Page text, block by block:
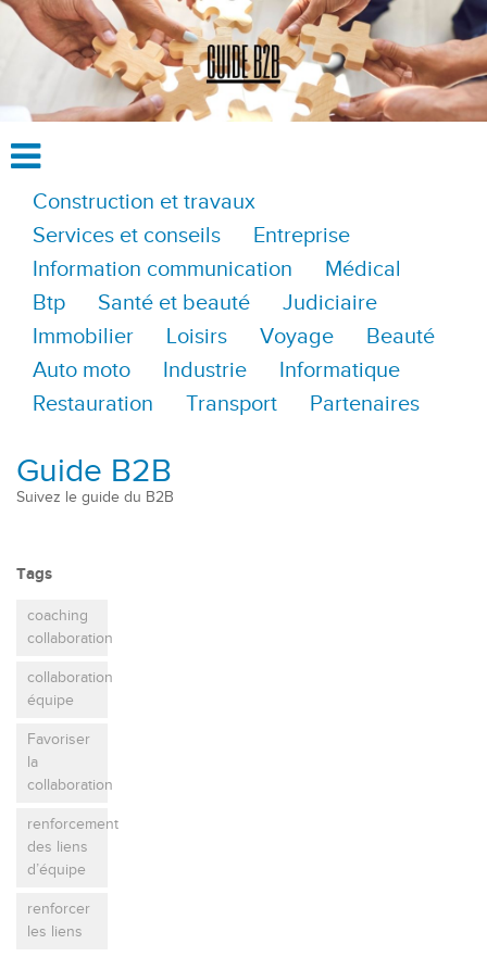
Construction et travaux
Services et conseils
Entreprise
Information communication
Médical
Btp
Santé et beauté
Judiciaire
Immobilier
Loisirs Voyage
Beauté
Auto moto
Industrie
Informatique
Restauration
Transport Partenaires
Guide B2B
Suivez le guide du B2B
Tags
coaching
collaboration
collaboration
équipe
Favoriser
la
collaboration
renforcement
des liens
d’équipe
renforcer
les liens